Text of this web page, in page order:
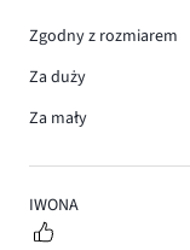
5
IWONA
Zgodny z rozmiarem
Za duży
Za mały